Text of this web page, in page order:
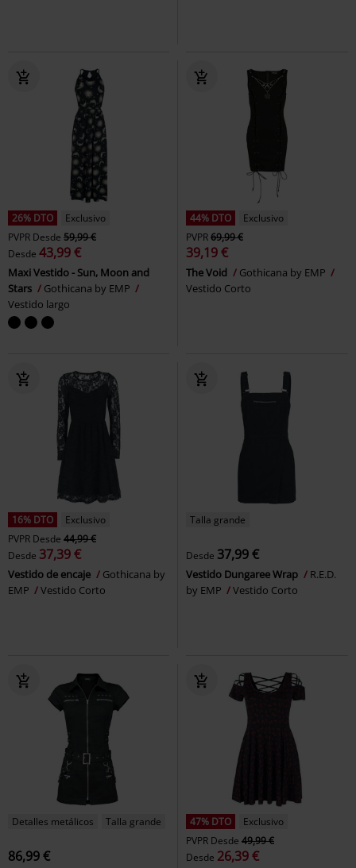
26% DTO
Exclusivo
PVPR Desde 59,99 €
Desde 43,99 €
Maxi Vestido - Sun, Moon and
Stars
Gothicana by EMP
Vestido largo
44% DTO
Exclusivo
PVPR69,99 €
39,19 €
The Void
Gothicana by EMP
Vestido Corto
16% DTO
Exclusivo
PVPR Desde 44,99 €
Desde 37,39 €
Vestido de encaje
Gothicana by
EMP
Vestido Corto
Talla grande
Desde 37,99 €
Vestido Dungaree Wrap
R.E.D.
by EMP
Vestido Corto
Detalles metálicos Talla grande
86,99 €
47% DTO
Exclusivo
PVPR Desde 49,99 €
Desde 26,39 €